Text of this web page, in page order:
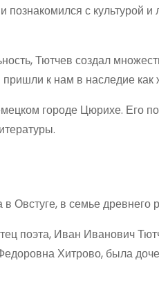
с культурой и
Тютчев создал
к нам в наследие
городе Цюрихе. Его
в семье древнего
поэта, Иван Иванович
Хитрово, была